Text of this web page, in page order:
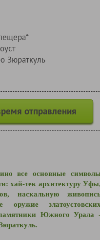
Зюраткуль
отправления
все основные
хай-тек архитектуру
наскальную
Южного Урала